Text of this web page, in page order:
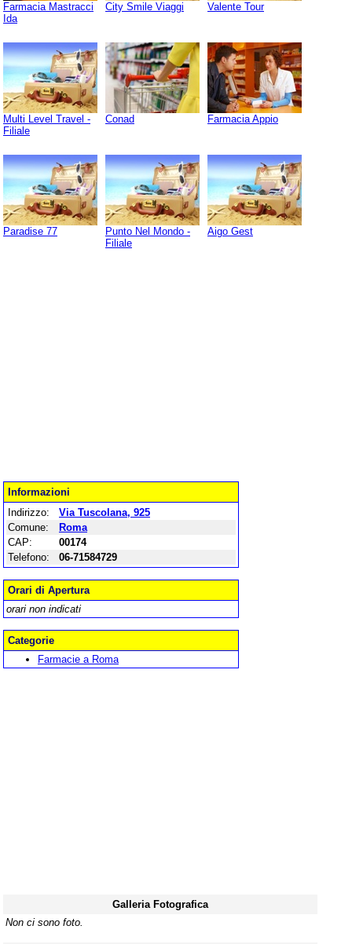
Farmacia Mastracci
Ida
City Smile Viaggi Valente Tour
Multi Level Travel -
Filiale
Conad Farmacia Appio
Paradise 77
Punto Nel Mondo -
Filiale
Aigo Gest
Informazioni
Indirizzo:
Via Tuscolana, 925
Comune:
Roma
CAP:
00174
Telefono:
06-71584729
Orari di Apertura
orari non indicati
Categorie
Farmacie a Roma
Galleria Fotografica
Non ci sono foto.